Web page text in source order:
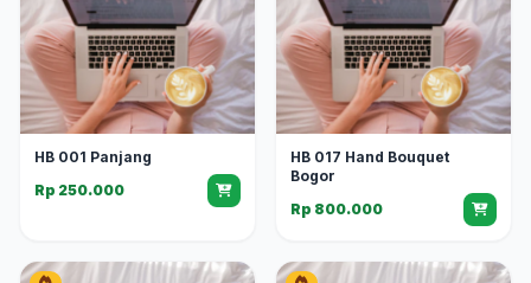
HB 001 Panjang
Rp 250.000
HB 017 Hand Bouquet
Bogor
Rp 800.000